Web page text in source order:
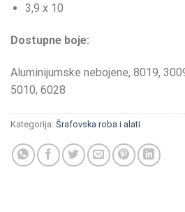
3,9 x 10
Dostupne boje:
Aluminijumske nebojene, 8019,
5010, 6028
Kategorija: Šrafovska roba i alati